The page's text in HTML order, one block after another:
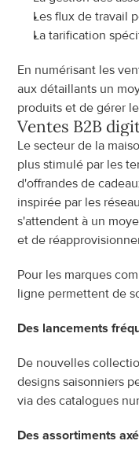
Les flux de travail
La tarification
En numérisant les
aux détaillants un
produits et de gérer
Ventes B2B
Le secteur de la
plus stimulé par les
d'offrandes de
inspirée par les
s'attendent à un
et de
Pour les marques
ligne permettent de
Des lancements
De nouvelles
designs saisonniers
via des catalogues
Des assortiments